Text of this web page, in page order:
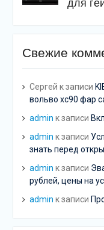
для
Свежие
Сергей к записи
вольво хс90 фар
admin к записи
admin к записи
знать перед
admin к записи
рублей, цены на
admin к записи